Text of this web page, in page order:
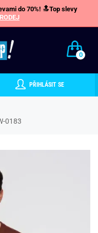
do 70%! 🔝Top slevy
0
PŘIHLÁSIT SE
0183